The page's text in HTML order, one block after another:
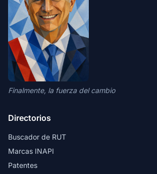
Finalmente, la fuerza del cambio
Directorios
Buscador de RUT
Marcas INAPI
Patentes